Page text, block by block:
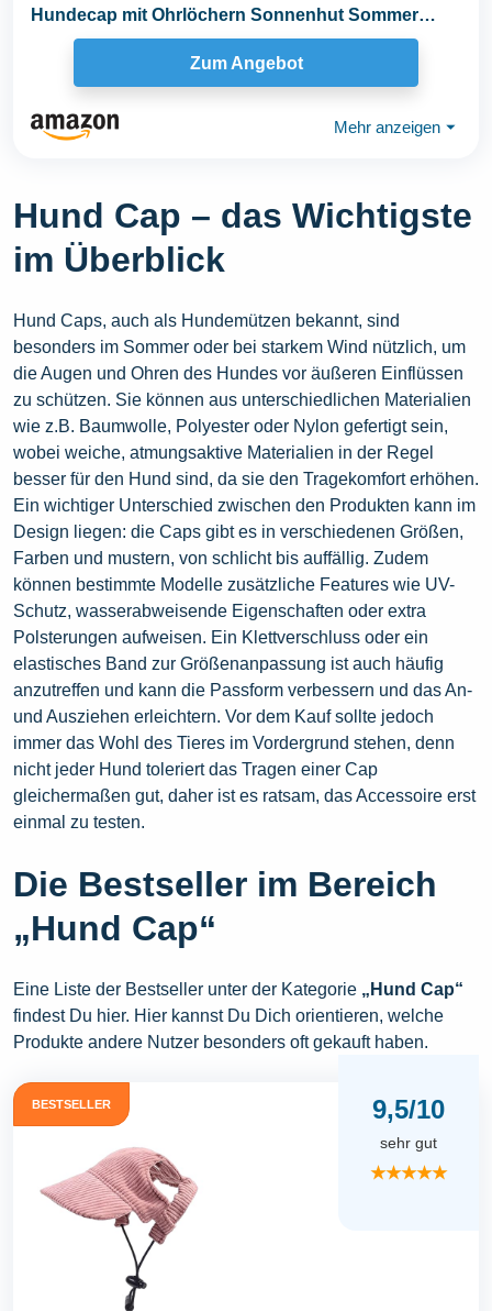
Hundecap mit Ohrlöchern Sonnenhut Sommer
Reise Hut, Cord...
Zum Angebot
Mehr anzeigen ⏷
Hund Cap – das Wichtigste
im Überblick
Hund Caps, auch als Hundemützen bekannt, sind
besonders im Sommer oder bei starkem Wind nützlich, um
die Augen und Ohren des Hundes vor äußeren Einflüssen
zu schützen. Sie können aus unterschiedlichen Materialien
wie z.B. Baumwolle, Polyester oder Nylon gefertigt sein,
wobei weiche, atmungsaktive Materialien in der Regel
besser für den Hund sind, da sie den Tragekomfort erhöhen.
Ein wichtiger Unterschied zwischen den Produkten kann im
Design liegen: die Caps gibt es in verschiedenen Größen,
Farben und mustern, von schlicht bis auffällig. Zudem
können bestimmte Modelle zusätzliche Features wie UV-
Schutz, wasserabweisende Eigenschaften oder extra
Polsterungen aufweisen. Ein Klettverschluss oder ein
elastisches Band zur Größenanpassung ist auch häufig
anzutreffen und kann die Passform verbessern und das An-
und Ausziehen erleichtern. Vor dem Kauf sollte jedoch
immer das Wohl des Tieres im Vordergrund stehen, denn
nicht jeder Hund toleriert das Tragen einer Cap
gleichermaßen gut, daher ist es ratsam, das Accessoire erst
einmal zu testen.
Die Bestseller im Bereich
„Hund Cap“
Eine Liste der Bestseller unter der Kategorie „Hund Cap“
findest Du hier. Hier kannst Du Dich orientieren, welche
Produkte andere Nutzer besonders oft gekauft haben.
BESTSELLER 9,5/10
sehr gut
★★★★★